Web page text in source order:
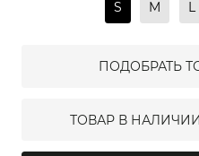
S M L
ПОДОБРАТЬ
ТОВАР В